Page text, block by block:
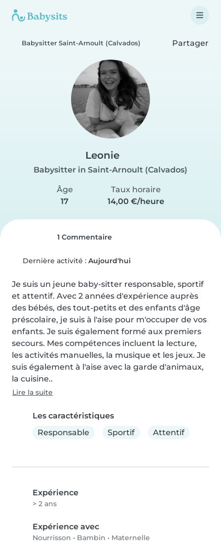
Babysitter Saint-Arnoult (Calvados) Partager
Leonie
Babysitter in Saint-Arnoult (Calvados)
Âge
17
Taux horaire
14,00 €/heure
1 Commentaire
Dernière activité : Aujourd'hui
Je suis un jeune baby-sitter responsable, sportif
et attentif. Avec 2 années d'expérience auprès
des bébés, des tout-petits et des enfants d'âge
préscolaire, je suis à l'aise pour m'occuper de vos
enfants. Je suis également formé aux premiers
secours. Mes compétences incluent la lecture,
les activités manuelles, la musique et les jeux. Je
suis également à l'aise avec la garde d'animaux,
la cuisine..
Lire la suite
Les caractéristiques
Responsable
Sportif Attentif
Expérience
> 2 ans
Expérience avec
Nourrisson • Bambin • Maternelle